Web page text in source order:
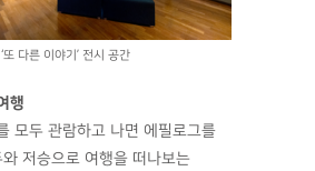
‘또 다른 이야기’ 전시 공간
행
모두 관람하고 나면 에필로그를
저승으로 여행을 떠나보는